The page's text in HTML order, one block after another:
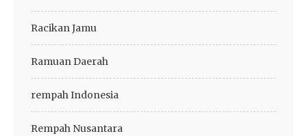
Racikan Jamu
Ramuan Daerah
rempah Indonesia
Rempah Nusantara